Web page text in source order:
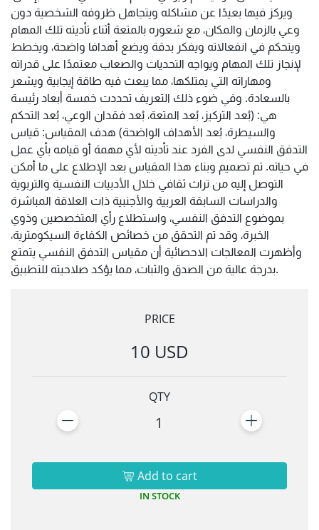
ويركز فيها بعيدًا عن مشاكله ويتجاهل ظروفه الشخصية دون
وعي بالزمان والمكان، مع شعوره بالمتعة أثناء تأديته تلك المهام
ويتحكم في انفعالاته ويفكر بدقة ويضع أهدافا واضحة، ويخطط
لإنجاز تلك المهام ويواجه التحديات والصعاب معتمدًا على قدراته
ومهاراته التي يمتلكها، مما يبعث فيه طاقة إيجابية ويشعر
بالسعادة. وفي ضوء ذلك التعريف تحددت خمسة أبعاد رئيسة
هي: (بُعد التركيز، بُعد المتعة، بُعد فقدان الوعي، بُعد التحكم
والسيطرة، بُعد الأهداف الواضحة) هدف المقياس: قياس
التدفق النفسي لدى الفرد عند تأديته لأي مهمة أو قيامه بأي عمل
في حياته. تم تصميم وبناء هذا المقياس بعد الإطلاع على ما أمكن
التوصل إليه من تراث ثقافي خلال الأدبيات النفسية والتربوية
والدراسات السابقة العربية والأجنبية ذات العلاقة المباشرة
بموضوع التدفق النفسي، واستطلاع رأي المتخصصين وذوي
الخبرة، وقد تم التحقق من خصائص الكفاءة السيكومترية،
وأظهرت المعالجات الاحصائية أن مقياس التدفق النفسي يتمتع
بدرجة عالية من الصدق والثبات، مما يؤكد صلاحيته للتطبيق.
PRICE
10 USD
QTY
1
Add to cart
IN STOCK